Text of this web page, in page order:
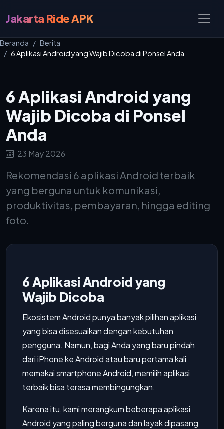
Jakarta Ride APK
Beranda
Berita
6 Aplikasi Android yang Wajib Dicoba di Ponsel Anda
6 Aplikasi Android yang
Wajib Dicoba di Ponsel
Anda
23 May 2026
Rekomendasi 6 aplikasi Android terbaik
yang berguna untuk komunikasi,
produktivitas, pembayaran, hingga editing
foto.
6 Aplikasi Android yang
Wajib Dicoba
Ekosistem Android punya banyak pilihan aplikasi
yang bisa disesuaikan dengan kebutuhan
pengguna. Namun, bagi Anda yang baru pindah
dari iPhone ke Android atau baru pertama kali
memakai smartphone Android, memilih aplikasi
terbaik bisa terasa membingungkan.
Karena itu, kami merangkum beberapa aplikasi
Android yang paling berguna dan layak dipasang